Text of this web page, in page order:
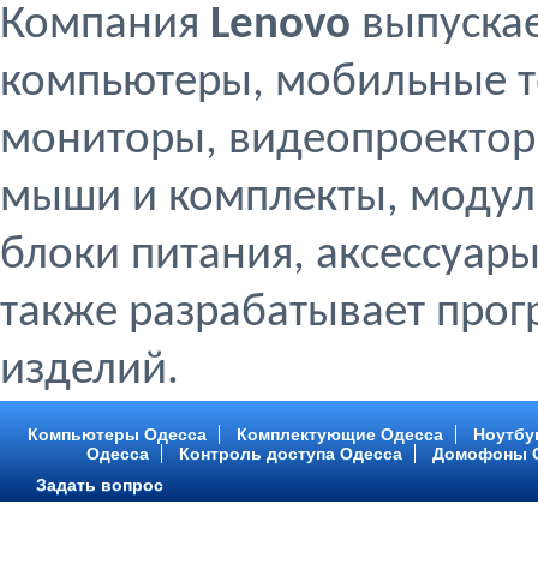
Компания Lenovo
компьютеры, мобильные
мониторы,
мыши и комплекты,
блоки питания,
также разрабатывает
изделий.
Компьютеры Одесса Комплектующие Одесса
Одесса
Контроль доступа Одесса
Домофоны
Задать вопрос